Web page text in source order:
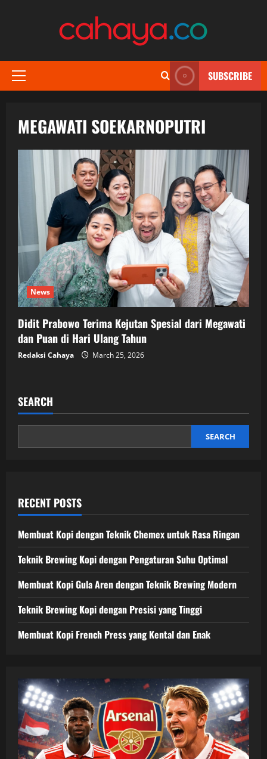
Primary
SUBSCRIBE
MEGAWATI SOEKARNOPUTRI
News
Didit Prabowo Terima Kejutan Spesial dari Megawati
dan Puan di Hari Ulang Tahun
Redaksi Cahaya March 25, 2026
SEARCH
SEARCH
RECENT POSTS
Membuat Kopi dengan Teknik Chemex untuk Rasa Ringan
Teknik Brewing Kopi dengan Pengaturan Suhu Optimal
Membuat Kopi Gula Aren dengan Teknik Brewing Modern
Teknik Brewing Kopi dengan Presisi yang Tinggi
Membuat Kopi French Press yang Kental dan Enak